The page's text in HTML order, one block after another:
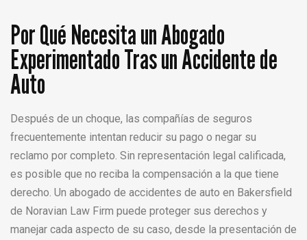
Por Qué Necesita un Abogado
Experimentado Tras un Accidente de
Auto
Después de un choque, las compañías de seguros
frecuentemente intentan reducir su pago o negar su
reclamo por completo. Sin representación legal calificada,
es posible que no reciba la compensación a la que tiene
derecho. Un abogado de accidentes de auto en Bakersfield
de Noravian Law Firm puede proteger sus derechos y
manejar cada aspecto de su caso, desde la presentación de